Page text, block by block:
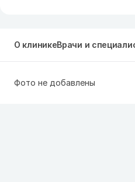
О клиникеВрачи и
Фото не добавлены